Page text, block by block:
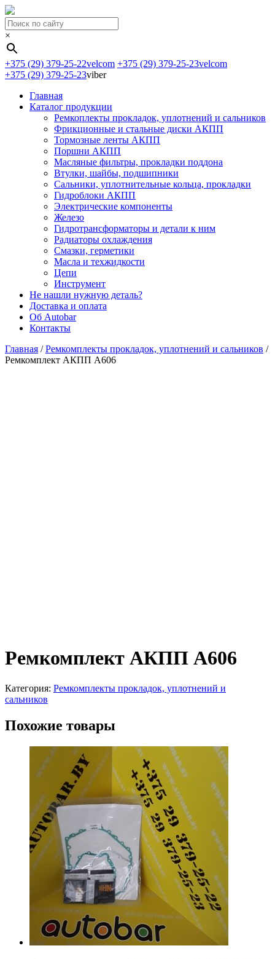
×
+375 (29) 379-25-22velcom +375 (29) 379-25-23velcom
+375 (29) 379-25-23viber
Главная
Каталог продукции
Ремкоплекты прокладок, уплотнений и сальников
Фрикционные и стальные диски АКПП
Тормозные ленты АКПП
Поршни АКПП
Масляные фильтры, прокладки поддона
Втулки, шайбы, подшипники
Сальники, уплотнительные кольца, прокладки
Гидроблоки АКПП
Электрические компоненты
Железо
Гидротрансформаторы и детали к ним
Радиаторы охлаждения
Смазки, герметики
Масла и техжидкости
Цепи
Инструмент
Не нашли нужную деталь?
Доставка и оплата
Об Autobar
Контакты
Главная /Ремкомплекты прокладок, уплотнений и сальников /
Ремкомплект АКПП A606
Ремкомплект АКПП A606
Категория: Ремкомплекты прокладок, уплотнений и
сальников
Похожие товары